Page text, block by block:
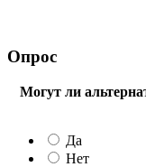
Опрос
Могут ли
Да
Нет